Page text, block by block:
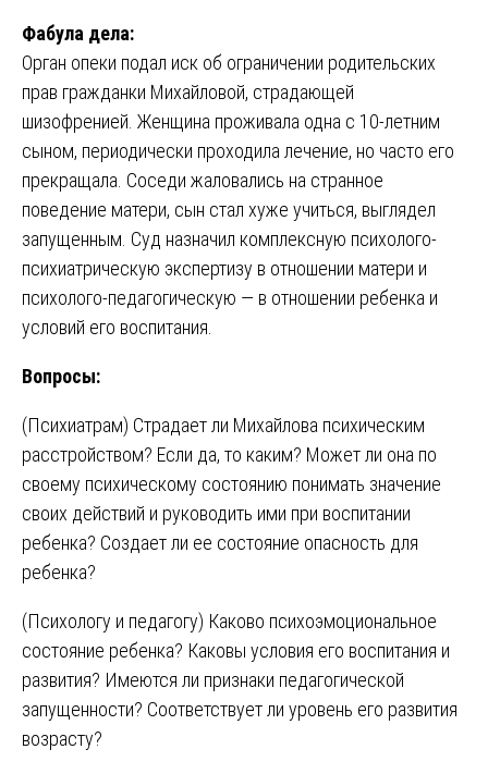
Фабула дела:
Орган опеки подал иск об ограничении родительских
прав гражданки Михайловой, страдающей
шизофренией. Женщина проживала одна с 10-летним
сыном, периодически проходила лечение, но часто его
прекращала. Соседи жаловались на странное
поведение матери, сын стал хуже учиться, выглядел
запущенным. Суд назначил комплексную психолого-
психиатрическую экспертизу в отношении матери и
психолого-педагогическую — в отношении ребенка и
условий его воспитания.
Вопросы:
(Психиатрам) Страдает ли Михайлова психическим
расстройством? Если да, то каким? Может ли она по
своему психическому состоянию понимать значение
своих действий и руководить ими при воспитании
ребенка? Создает ли ее состояние опасность для
ребенка?
(Психологу и педагогу) Каково психоэмоциональное
состояние ребенка? Каковы условия его воспитания и
развития? Имеются ли признаки педагогической
запущенности? Соответствует ли уровень его развития
возрасту?